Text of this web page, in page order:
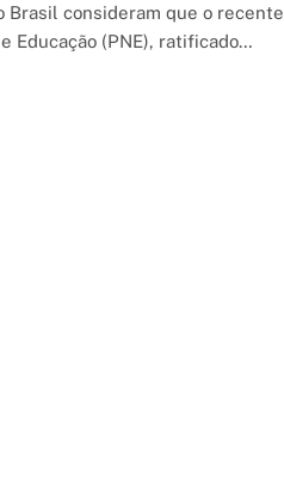
Brasil consideram que o recente
Educação (PNE), ratificado…